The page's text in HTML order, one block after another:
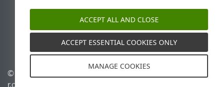
ESET Status Portal
ฝ่ายสนับสนุนประจำภูมิภาค
© 1992 - 2026 ESET, spol. s
r.o. - สงวนลิขสิทธิ์
จัดการคุกกี้
ACCEPT ALL AND CLOSE
ACCEPT ESSENTIAL COOKIES ONLY
MANAGE COOKIES